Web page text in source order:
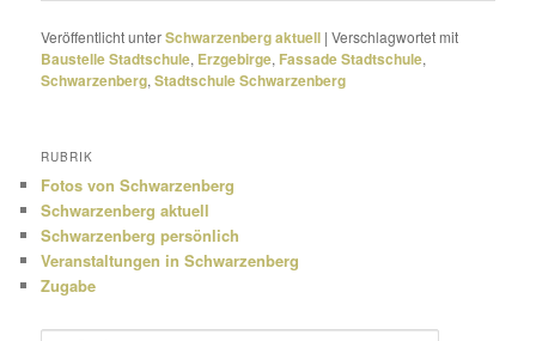
Veröffentlicht unterSchwarzenberg aktuell |Verschlagwortet mit
Baustelle Stadtschule, Erzgebirge, Fassade Stadtschule,
Schwarzenberg,Stadtschule Schwarzenberg
RUBRIK
Fotos von Schwarzenberg
Schwarzenberg aktuell
Schwarzenberg persönlich
Veranstaltungen in Schwarzenberg
Zugabe